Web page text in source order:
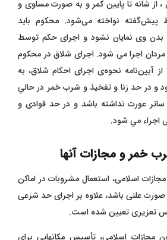
شانه تا پایین کمر و به صورت مساوی و
پیش‌گفته نواخته می‌شود. محکوم باید
وی نمایان نشود و اجرای حکم توسط
اجرا می شود. اجرای شلاق در محکوم
مرد نیز مطابق ماده ۳۳ از آیین‌نامه نحوه‌ی اجرای احکام شلاق، به
و در حد زنا و تفخيذ و شرب خمر در حالي
عورت نداشته باشد و در حد قوادی و
اجراء مي شود.
خمر و مجازات آنها
۷۰۱ از قانون مجازات اسلامی، استعمال مشروبات در اماکن
صورت علنی باشد، علاوه بر اجرای حد شرعی
۷۰۴ از قانون مجازات اسلامی، تأسیس مکانهایی برای